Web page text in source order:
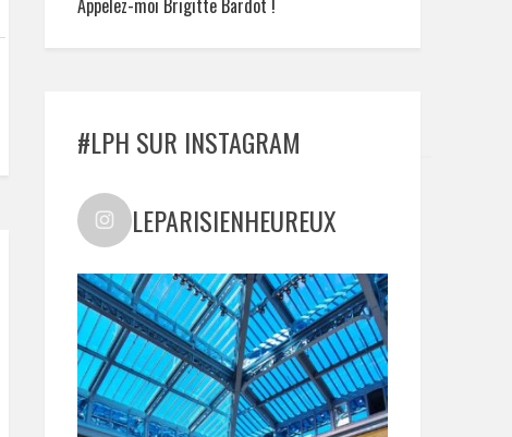
Appelez-moi Brigitte Bardot !
#LPH SUR INSTAGRAM
LEPARISIENHEUREUX